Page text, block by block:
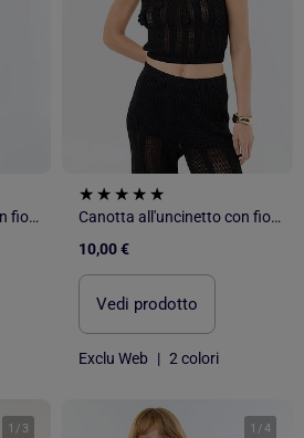
Canotta all'uncinetto con fiori ricamati
Canotta all'uncinetto con fiori ricamati
10,00 €
Vedi prodotto
Exclu Web | 2 colori
1 / 3 1 /4